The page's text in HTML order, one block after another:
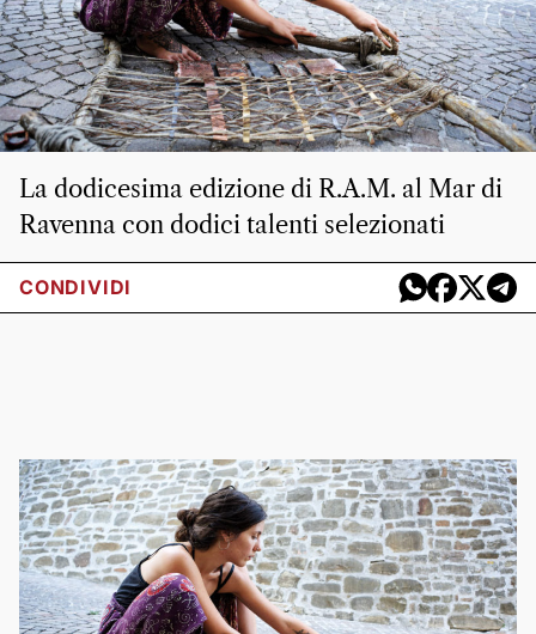
La dodicesima edizione di R.A.M. al Mar di
Ravenna con dodici talenti selezionati
CONDIVIDI